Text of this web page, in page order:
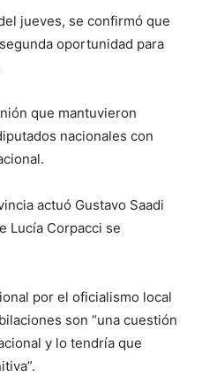
jueves, se confirmó que
oportunidad para
que mantuvieron
nacionales con
actuó Gustavo Saadi
Lucía Corpacci se
por el oficialismo local
son “una cuestión
y lo tendría que